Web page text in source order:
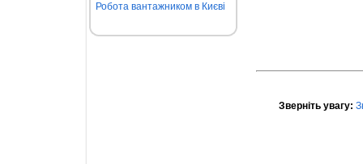
Робота вантажником в Києві
Зверніть увагу: